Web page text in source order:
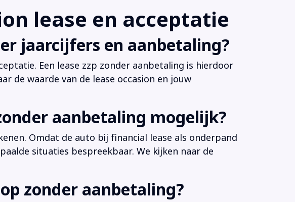
lease en acceptatie
jaarcijfers en aanbetaling?
Een lease zzp zonder aanbetaling is hierdoor
de waarde van de lease occasion en jouw
aanbetaling mogelijk?
Omdat de auto bij financial lease als onderpand
situaties bespreekbaar. We kijken naar de
zonder aanbetaling?